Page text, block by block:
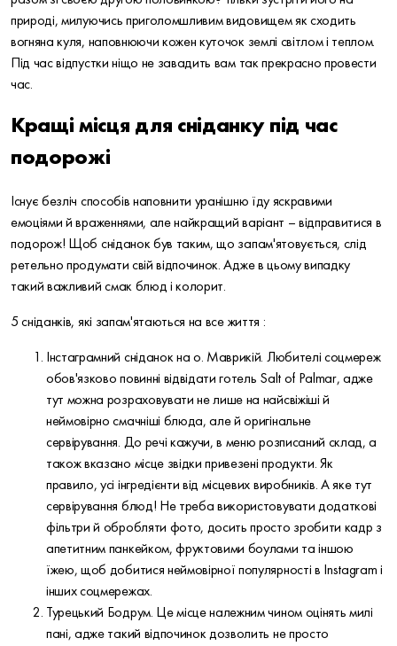
природі, милуючись приголомшливим видовищем як сходить
вогняна куля, наповнюючи кожен куточок землі світлом і теплом.
Під час відпустки ніщо не завадить вам так прекрасно провести
час.
Кращі місця для сніданку під час
подорожі
Існує безліч способів наповнити уранішню їду яскравими
емоціями й враженнями, але найкращий варіант – відправитися в
подорож! Щоб сніданок був таким, що запам'ятовується, слід
ретельно продумати свій відпочинок. Адже в цьому випадку
такий важливий смак блюд і колорит.
5 сніданків, які запам'ятаються на все життя :
Інстаграмний сніданок на о. Маврикій. Любителі соцмереж
обов'язково повинні відвідати готель Salt of Palmar, адже
тут можна розраховувати не лише на найсвіжіші й
неймовірно смачніші блюда, але й оригінальне
сервірування. До речі кажучи, в меню розписаний склад, а
також вказано місце звідки привезені продукти. Як
правило, усі інгредієнти від місцевих виробників. А яке тут
сервірування блюд! Не треба використовувати додаткові
фільтри й обробляти фото, досить просто зробити кадр з
апетитним панкейком, фруктовими боулами та іншою
їжею, щоб добитися неймовірної популярності в Instagram і
інших соцмережах.
Турецький Бодрум. Це місце належним чином оцінять милі
пані, адже такий відпочинок дозволить не просто